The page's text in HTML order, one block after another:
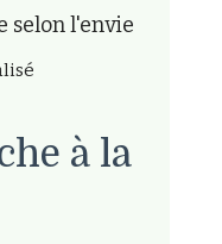
selon l'envie
à la